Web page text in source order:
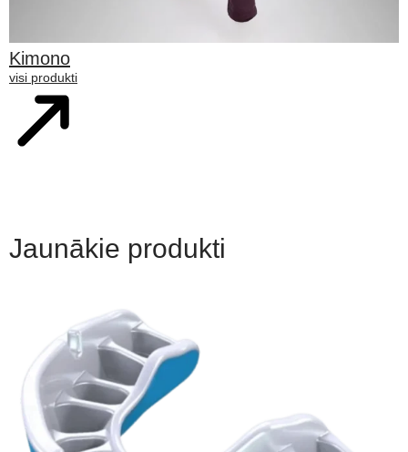
Kimono
visi produkti
Jaunākie produkti